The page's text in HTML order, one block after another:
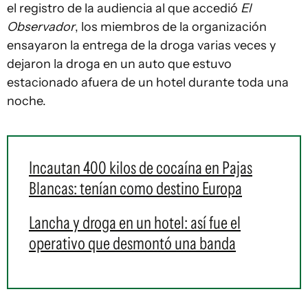
el registro de la audiencia al que accedió El
Observador, los miembros de la organización
ensayaron la entrega de la droga varias veces y
dejaron la droga en un auto que estuvo
estacionado afuera de un hotel durante toda una
noche.
Incautan 400 kilos de cocaína en Pajas
Blancas: tenían como destino Europa
Lancha y droga en un hotel: así fue el
operativo que desmontó una banda